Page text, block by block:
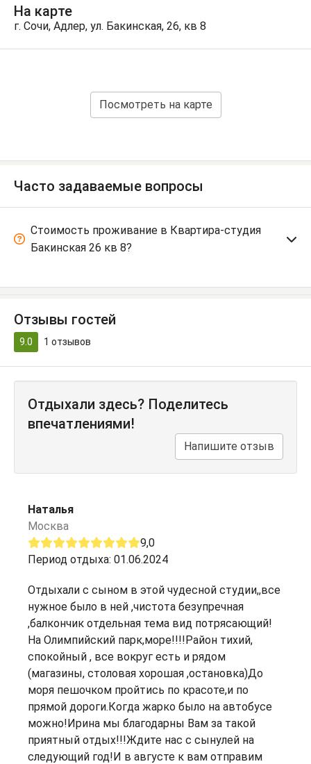
На карте
г. Сочи, Адлер, ул. Бакинская, 26, кв 8
Посмотреть на карте
Часто задаваемые вопросы
Стоимость проживание в Квартира-студия
Бакинская 26 кв 8?
Отзывы гостей
9.0 1 отзывов
Отдыхали здесь? Поделитесь
впечатлениями!
Напишите отзыв
Наталья
Москва
9,0
Период отдыха: 01.06.2024
Отдыхали с сыном в этой чудесной студии,,все
нужное было в ней ,чистота безупречная
,балкончик отдельная тема вид потрясающий!
На Олимпийский парк,море!!!!Район тихий,
спокойный , все вокруг есть и рядом
(магазины, столовая хорошая ,остановка)До
моря пешочком пройтись по красоте,и по
прямой дороги.Когда жарко было на автобусе
можно!Ирина мы благодарны Вам за такой
приятный отдых!!!Ждите нас с сынулей на
следующий год!И в августе к вам отправим